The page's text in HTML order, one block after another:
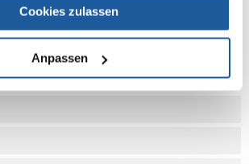
Cookies zulassen
Anpassen
Antworten (FAQ)